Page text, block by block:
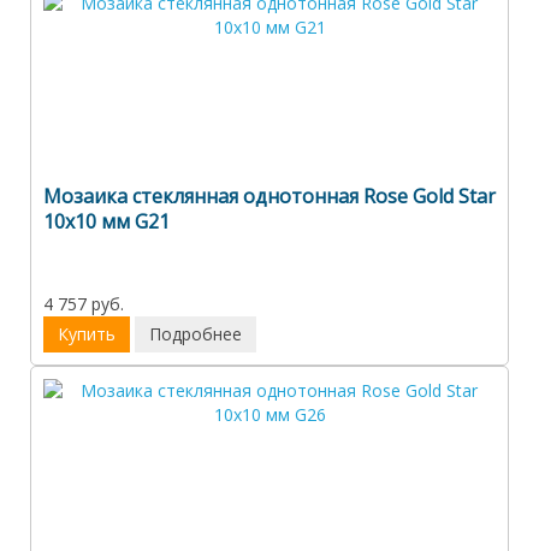
Мозаика стеклянная однотонная Rose Gold Star
10х10 мм G21
4 757 руб.
Купить
Подробнее